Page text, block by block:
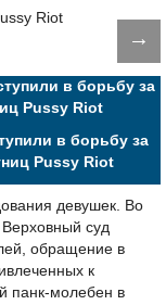
→
в борьбу за
Pussy Riot
девушек. Во
Верховный суд
обращение в
к
панк-молебен в